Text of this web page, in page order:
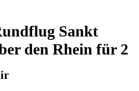
Sankt
den Rhein für 2